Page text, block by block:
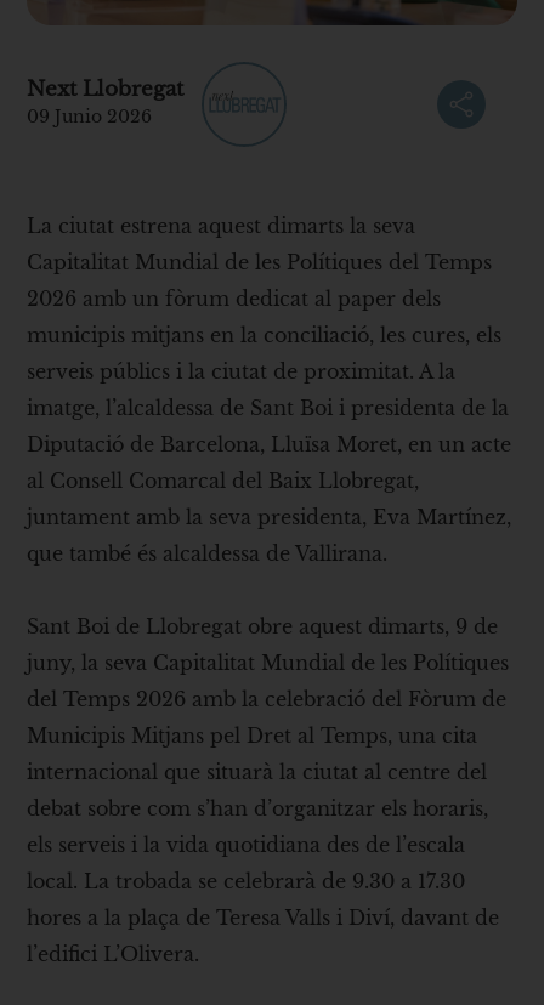
Next Llobregat
09 Junio 2026
La ciutat estrena aquest dimarts la seva
Capitalitat Mundial de les Polítiques del Temps
2026 amb un fòrum dedicat al paper dels
municipis mitjans en la conciliació, les cures, els
serveis públics i la ciutat de proximitat. A la
imatge, l’alcaldessa de Sant Boi i presidenta de la
Diputació de Barcelona, Lluïsa Moret, en un acte
al Consell Comarcal del Baix Llobregat,
juntament amb la seva presidenta, Eva Martínez,
que també és alcaldessa de Vallirana.
Sant Boi de Llobregat obre aquest dimarts, 9 de
juny, la seva Capitalitat Mundial de les Polítiques
del Temps 2026 amb la celebració del Fòrum de
Municipis Mitjans pel Dret al Temps, una cita
internacional que situarà la ciutat al centre del
debat sobre com s’han d’organitzar els horaris,
els serveis i la vida quotidiana des de l’escala
local. La trobada se celebrarà de 9.30 a 17.30
hores a la plaça de Teresa Valls i Diví, davant de
l’edifici L’Olivera.